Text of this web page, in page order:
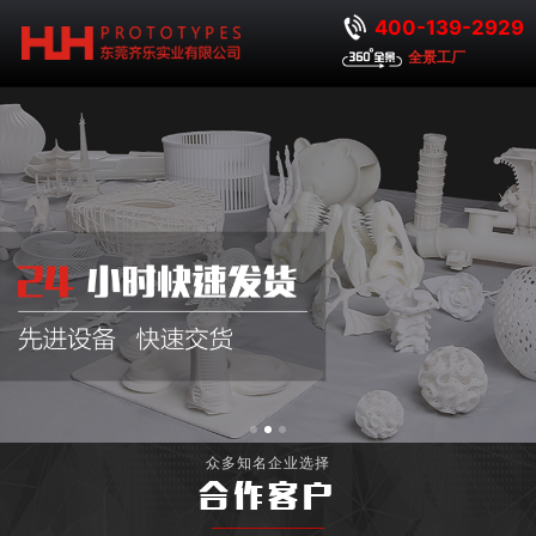
400-139-2929
全景工厂
众多知名企业选择
合作客户